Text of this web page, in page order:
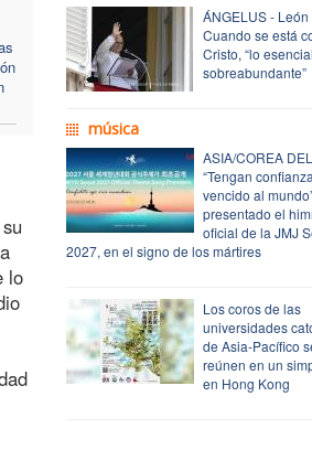
lo
ÁNGELUS - León
Cuando se está
Cristo, “lo
sobreabundante”
música
ASIA/COREA
“Tengan
vencido al
presentado el
oficial de la JMJ
2027, en el signo de los mártires
Los coros de las
universidades
de Asia-Pacífico
reúnen en un
en Hong Kong